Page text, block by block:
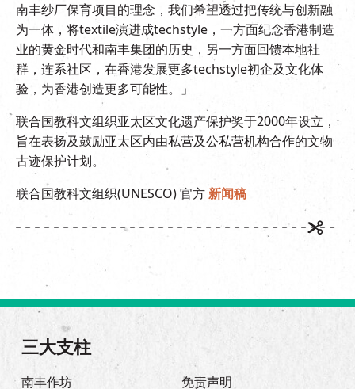
南丰纱厂保育项目的理念，我们希望透过把传统与创新融
为一体，将textile演进成techstyle，一方面纪念香港制造
业的黄金时代和南丰集团的历史，另一方面回馈本地社
群，连系社区，在香港发展更多techstyle初企及文化体
验，为香港创造更多可能性。」
联合国教科文组织亚太区文化遗产保护奖于2000年设立，
旨在表扬及鼓励亚太区内由私营及公私营机构合作的文物
古迹保护计划。
联合国教科文组织(UNESCO) 官方新闻稿
三大支柱
南丰作坊
免责声明